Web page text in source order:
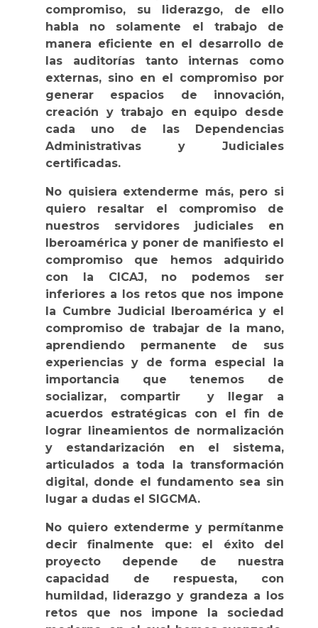
compromiso, su liderazgo, de ello
habla no solamente el trabajo de
manera eficiente en el desarrollo de
las auditorías tanto internas como
externas, sino en el compromiso por
generar espacios de innovación,
creación y trabajo en equipo desde
cada uno de las Dependencias
Administrativas y Judiciales
certificadas.
No quisiera extenderme más, pero si
quiero resaltar el compromiso de
nuestros servidores judiciales en
Iberoamérica y poner de manifiesto el
compromiso que hemos adquirido
con la CICAJ, no podemos ser
inferiores a los retos que nos impone
la Cumbre Judicial Iberoamérica y el
compromiso de trabajar de la mano,
aprendiendo permanente de sus
experiencias y de forma especial la
importancia que tenemos de
socializar, compartir y llegar a
acuerdos estratégicas con el fin de
lograr lineamientos de normalización
y estandarización en el sistema,
articulados a toda la transformación
digital, donde el fundamento sea sin
lugar a dudas el SIGCMA.
No quiero extenderme y permítanme
decir finalmente que: el éxito del
proyecto depende de nuestra
capacidad de respuesta, con
humildad, liderazgo y grandeza a los
retos que nos impone la sociedad